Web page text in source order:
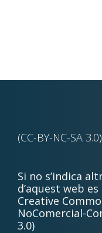
(CC-BY-NC-SA 3.0)
Si no s’indica
d’aquest web
Creative
NoComercial-
3.0)